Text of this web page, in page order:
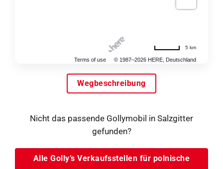
Terms of use © 1987–2026 HERE, Deutschland
5 km
Wegbeschreibung
Nicht das passende Gollymobil in Salzgitter
gefunden?
Alle Golly’s Verkaufsstellen für polnische